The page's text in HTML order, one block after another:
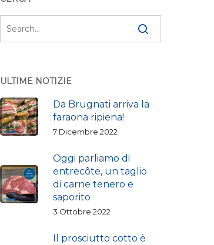
ULTIME NOTIZIE
Da Brugnati arriva la
faraona ripiena!
7 Dicembre 2022
Oggi parliamo di
entrecôte, un taglio
di carne tenero e
saporito
3 Ottobre 2022
Il prosciutto cotto è